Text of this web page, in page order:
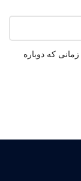
که دوباره